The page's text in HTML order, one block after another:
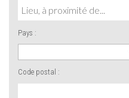
Pays :
Code postal :